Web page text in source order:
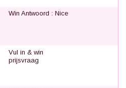
Win Antwoord : Nice
Vul in & win
prijsvraag